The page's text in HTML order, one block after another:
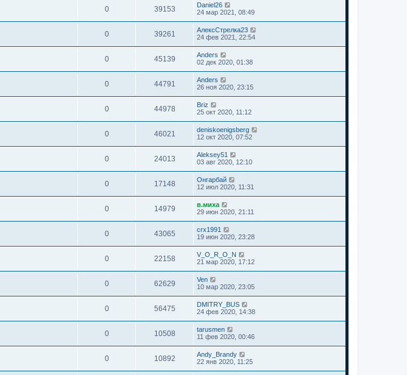
0 39153
Daniel26
24 мар 2021, 08:49
0 39261
АлексСтрелка23
24 фев 2021, 22:54
0 45139
Anders
02 дек 2020, 01:38
0 44791
Anders
26 ноя 2020, 23:15
0 44978
Briz
25 окт 2020, 11:12
0 46021
deniskoenigsberg
12 окт 2020, 07:52
0 24013
Aleksey51
03 авг 2020, 12:10
0 17148
Онгарбай
12 июл 2020, 11:31
0 14979
в.миха
29 июн 2020, 21:11
0 43065
crx1991
19 июн 2020, 23:28
0 22158
V_O_R_O_N
21 мар 2020, 17:12
0 62629
Ven
10 мар 2020, 23:05
0 56475
DMITRY_BUS
24 фев 2020, 14:38
0 10508
tarusmen
11 фев 2020, 00:46
0 10892
Andy_Brandy
22 янв 2020, 11:25